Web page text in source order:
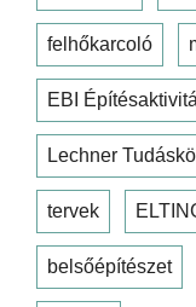
felhőkarcoló
EBI
Lechner
tervek
belsőépítészet